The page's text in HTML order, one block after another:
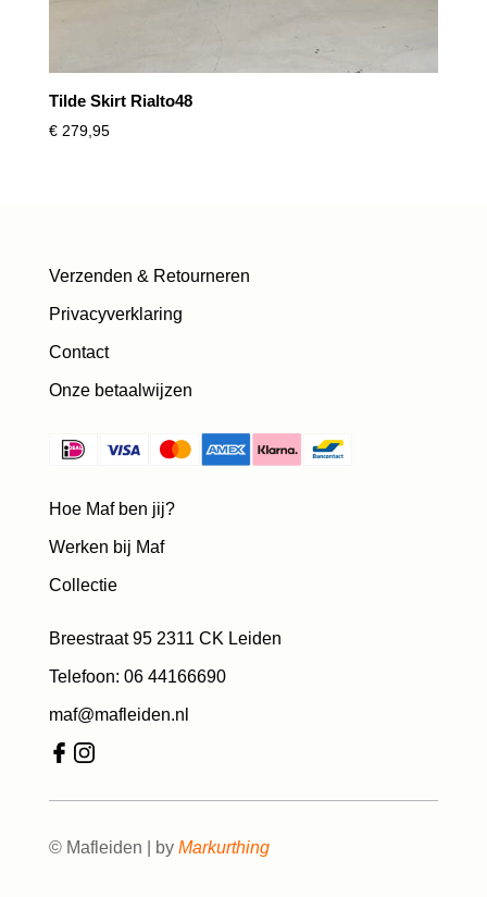
Tilde Skirt Rialto48
€279,95
Verzenden & Retourneren
Privacyverklaring
Contact
Onze betaalwijzen
Hoe Maf ben jij?
Werken bij Maf
Collectie
Breestraat 95 2311 CK Leiden
Telefoon: 06 44166690
maf@mafleiden.nl
© Mafleiden | by Markurthing